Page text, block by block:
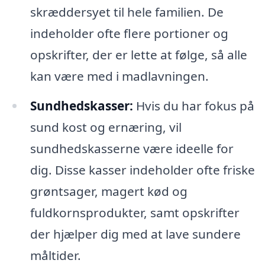
skræddersyet til hele familien. De
indeholder ofte flere portioner og
opskrifter, der er lette at følge, så alle
kan være med i madlavningen.
Sundhedskasser: Hvis du har fokus på
sund kost og ernæring, vil
sundhedskasserne være ideelle for
dig. Disse kasser indeholder ofte friske
grøntsager, magert kød og
fuldkornsprodukter, samt opskrifter
der hjælper dig med at lave sundere
måltider.